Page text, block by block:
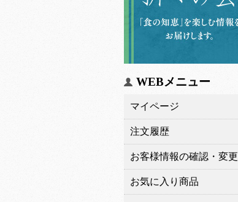
WEBメニュー
マイページ
注文履歴
お客様情報の確認・変更
お気に入り商品